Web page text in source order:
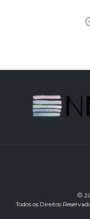
Todos os Direitos